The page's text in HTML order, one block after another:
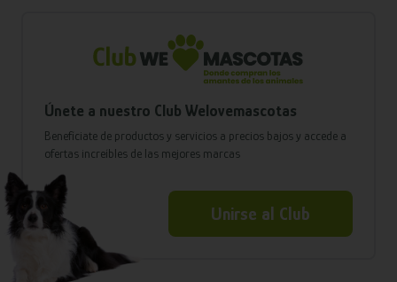
Únete a nuestro Club Welovemascotas
Benefíciate de productos y servicios a precios bajos y accede a
ofertas increíbles de las mejores marcas
Unirse al Club